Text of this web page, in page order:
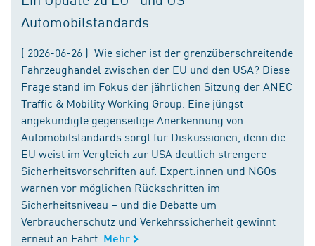
Automobilstandards
( 2026-06-26 ) Wie sicher ist der grenzüberschreitende
Fahrzeughandel zwischen der EU und den USA? Diese
Frage stand im Fokus der jährlichen Sitzung der ANEC
Traffic & Mobility Working Group. Eine jüngst
angekündigte gegenseitige Anerkennung von
Automobilstandards sorgt für Diskussionen, denn die
EU weist im Vergleich zur USA deutlich strengere
Sicherheitsvorschriften auf. Expert:innen und NGOs
warnen vor möglichen Rückschritten im
Sicherheitsniveau – und die Debatte um
Verbraucherschutz und Verkehrssicherheit gewinnt
erneut an Fahrt. Mehr